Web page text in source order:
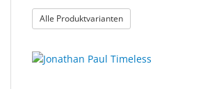
Alle Produktvarianten: Jonathan Paul Orion